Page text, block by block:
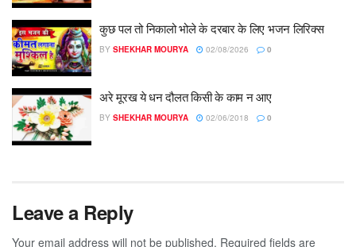
कुछ पल तो निकालो भोले के दरबार के लिए भजन लिरिक्स
BY SHEKHAR MOURYA 02/08/2026 0
अरे मूरख ये धन दौलत किसी के काम न आए
BY SHEKHAR MOURYA 02/06/2018 0
Leave a Reply
Your email address will not be published. Required fields are